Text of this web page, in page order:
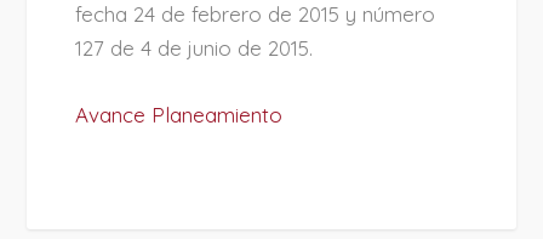
fecha 24 de febrero de 2015 y número
127 de 4 de junio de 2015.
Avance Planeamiento